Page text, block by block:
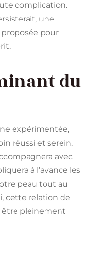
complication.
une
pour
du
expérimentée,
réussi et serein.
avec
à l’avance les
peau tout au
cette relation de
être pleinement